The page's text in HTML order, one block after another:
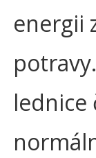
energii
lednice